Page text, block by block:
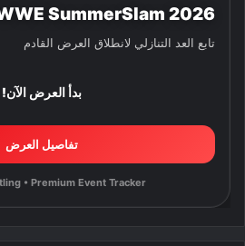
SummerSlam 2026
تابع العد التنازلي لانطلاق العرض القادم
بدأ العرض الآن!
تفاصيل العرض
• Premium Event Tracker